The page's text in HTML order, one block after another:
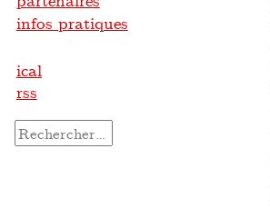
infos pratiques
ical
rss
Rechercher :